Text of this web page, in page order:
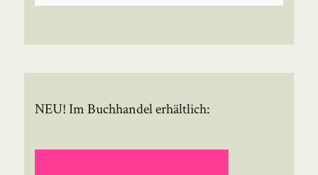
NEU! Im Buchhandel erhältlich: